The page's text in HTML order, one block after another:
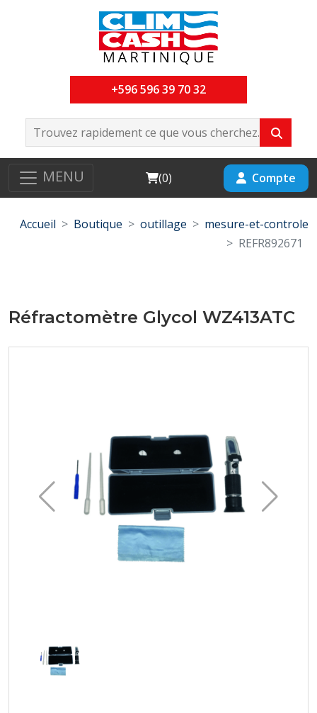
+596 596 39 70 32
MENU Cart
(0) Compte
Accueil Boutique outillage
mesure-et-controle
REFR892671
Réfractomètre Glycol WZ413ATC